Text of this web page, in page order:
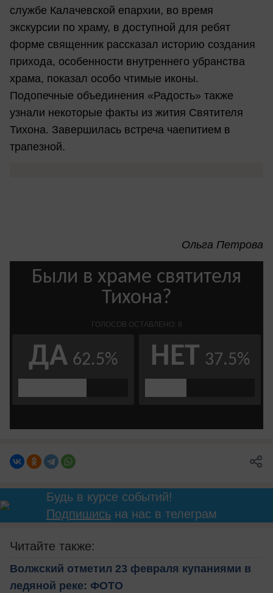
службе Калачевской епархии, во время
экскурсии по храму, в доступной для ребят
форме священник рассказал историю создания
прихода, особенности внутреннего убранства
храма, показал особо чтимые иконы.
Подопечные объединения «Радость» также
узнали некоторые факты из жития Святителя
Тихона. Завершилась встреча чаепитием в
трапезной.
Ольга Петрова
Будь в курсе событий!
Подпишисьна нас в телеграм
Читайте также:
Волжский отметил 23 февраля купаниями в
ледяной реке: ФОТО